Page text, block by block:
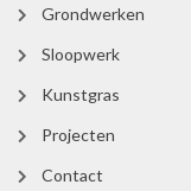
Grondwerken
Sloopwerk
Kunstgras
Projecten
Contact